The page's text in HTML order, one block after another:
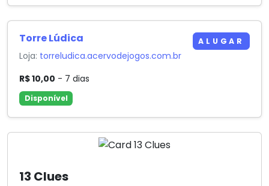
13 Clues
Torre Lúdica
Loja: torreludica.acervodejogos.com.br
R$ 10,00 - 7 dias
Disponível
ALUGAR